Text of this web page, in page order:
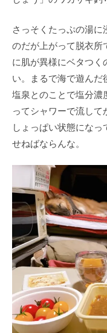
さっそくたっぷの湯
のだが上がって脱衣所
に肌が異様にベタつく
い。まるで海で遊んだ
塩泉とのことで塩分濃
ってシャワーで流し
しょっぱい状態にな
せねばならんな。